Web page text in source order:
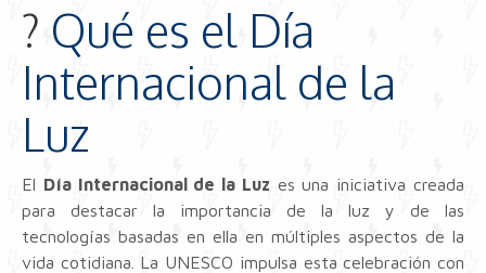
? Qué es el Día
Internacional de la
Luz
El Día Internacional de la Luz es una iniciativa creada
para destacar la importancia de la luz y de las
tecnologías basadas en ella en múltiples aspectos de la
vida cotidiana. La UNESCO impulsa esta celebración con